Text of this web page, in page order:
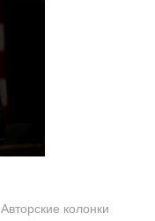
Авторские колонки